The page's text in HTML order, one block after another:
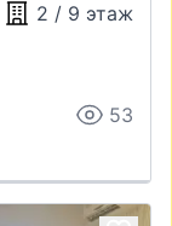
2 / 9 этаж
53